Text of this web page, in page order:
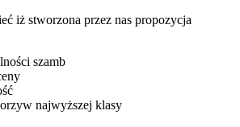
iż stworzona przez nas propozycja
szamb
najwyższej klasy